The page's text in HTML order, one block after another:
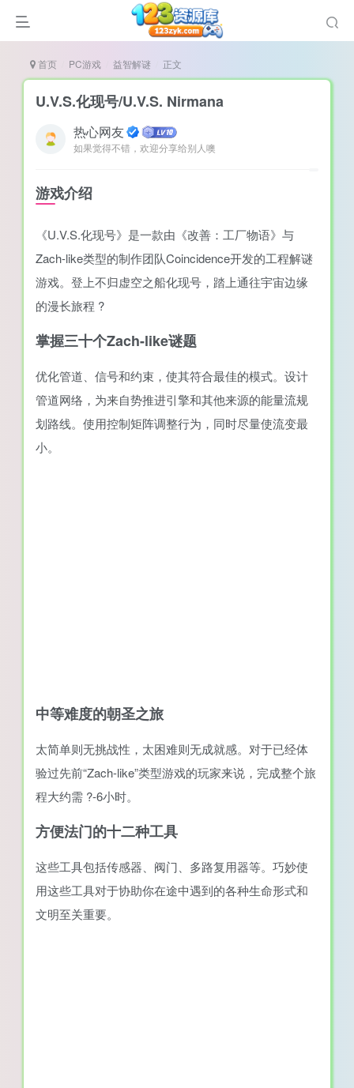
摸鱼游戏）
首页 PC游戏 益智解谜 正文
U.V.S.化现号/U.V.S. Nirmana
热心网友
如果觉得不错，欢迎分享给别人噢
游戏介绍
《U.V.S.化现号》是一款由《改善：工厂物语》与
Zach-like类型的制作团队Coincidence开发的工程解谜
游戏。登上不归虚空之船化现号，踏上通往宇宙边缘
的漫长旅程 ?
掌握三十个Zach-like谜题
优化管道、信号和约束，使其符合最佳的模式。设计
管道网络，为来自势推进引擎和其他来源的能量流规
划路线。使用控制矩阵调整行为，同时尽量使流变最
小。
中等难度的朝圣之旅
太简单则无挑战性，太困难则无成就感。对于已经体
验过先前“Zach-like”类型游戏的玩家来说，完成整个旅
程大约需 ?-6小时。
方便法门的十二种工具
这些工具包括传感器、阀门、多路复用器等。巧妙使
用这些工具对于协助你在途中遇到的各种生命形式和
文明至关重要。